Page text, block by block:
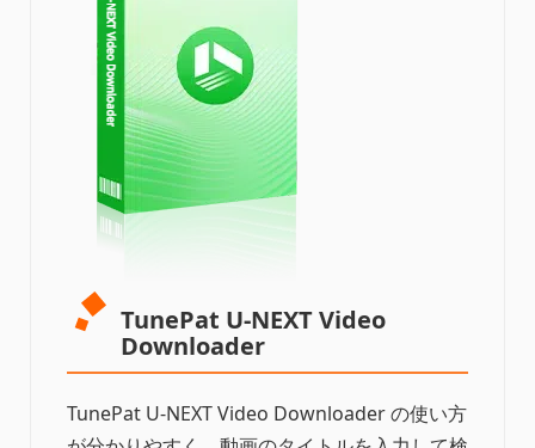
TunePat U-NEXT Video
Downloader
TunePat U-NEXT Video Downloader の使い方